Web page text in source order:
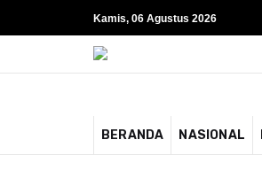
Kamis, 06 Agustus 2026
BERANDA NASIONAL